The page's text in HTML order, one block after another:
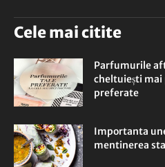
Cele mai citite
Parfumurile
cheltuiești mai
preferate
Importanta
mentinerea